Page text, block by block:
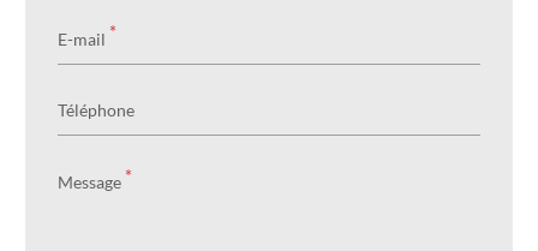
E-mail *
Téléphone
Message *